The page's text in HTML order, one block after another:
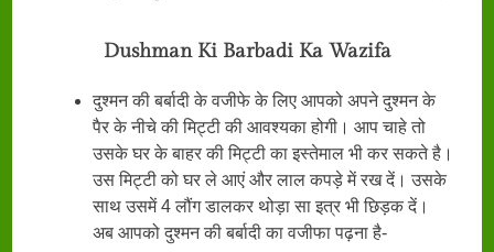
Dushman Ki Barbadi Ka Wazifa
दुश्मन की बर्बादी के वजीफे के लिए आपको अपने दुश्मन के
पैर के नीचे की मिट्टी की आवश्यका होगी। आप चाहे तो
उसके घर के बाहर की मिट्टी का इस्तेमाल भी कर सकते है।
उस मिट्टी को घर ले आएं और लाल कपड़े में रख दें। उसके
साथ उसमें 4 लौंग डालकर थोड़ा सा इत्र भी छिड़क दें।
अब आपको दुश्मन की बर्बादी का वजीफा पढ़ना है-